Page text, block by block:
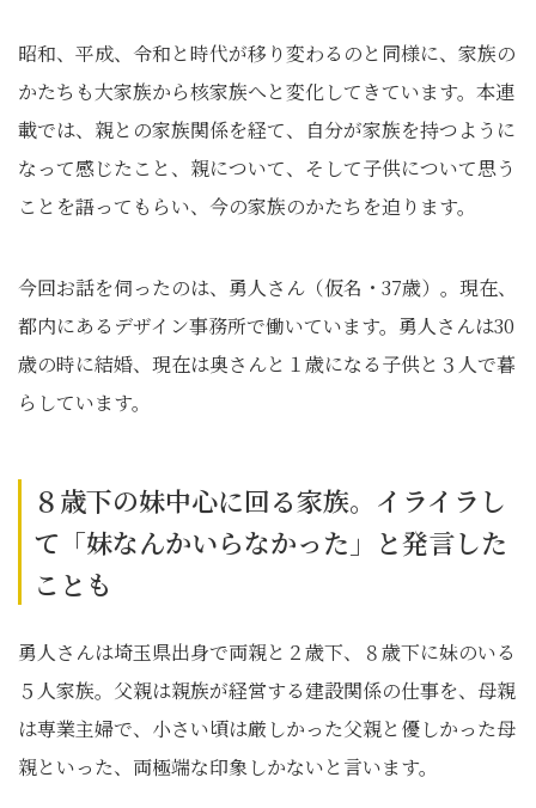
昭和、平成、令和と時代が移り変わるのと同様に、家族の
かたちも大家族から核家族へと変化してきています。本連
載では、親との家族関係を経て、自分が家族を持つように
なって感じたこと、親について、そして子供について思う
ことを語ってもらい、今の家族のかたちを迫ります。
今回お話を伺ったのは、勇人さん（仮名・37歳）。現在、
都内にあるデザイン事務所で働いています。勇人さんは30
歳の時に結婚、現在は奥さんと１歳になる子供と３人で暮
らしています。
８歳下の妹中心に回る家族。イライラし
て「妹なんかいらなかった」と発言した
ことも
勇人さんは埼玉県出身で両親と２歳下、８歳下に妹のいる
５人家族。父親は親族が経営する建設関係の仕事を、母親
は専業主婦で、小さい頃は厳しかった父親と優しかった母
親といった、両極端な印象しかないと言います。